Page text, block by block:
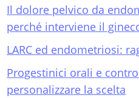
Il dolore pelvico da
perché interviene il
LARC ed endometriosi:
Progestinici orali e
personalizzare la scelta